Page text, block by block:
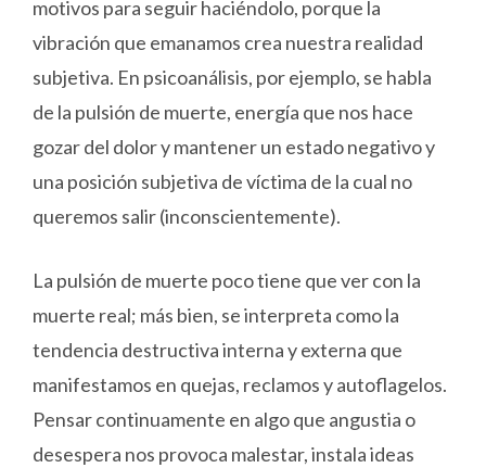
motivos para seguir haciéndolo, porque la
vibración que emanamos crea nuestra realidad
subjetiva. En psicoanálisis, por ejemplo, se habla
de la pulsión de muerte, energía que nos hace
gozar del dolor y mantener un estado negativo y
una posición subjetiva de víctima de la cual no
queremos salir (inconscientemente).
La pulsión de muerte poco tiene que ver con la
muerte real; más bien, se interpreta como la
tendencia destructiva interna y externa que
manifestamos en quejas, reclamos y autoflagelos.
Pensar continuamente en algo que angustia o
desespera nos provoca malestar, instala ideas